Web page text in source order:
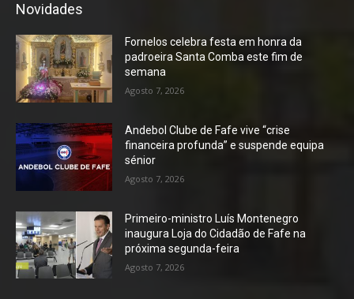
Novidades
Fornelos celebra festa em honra da
padroeira Santa Comba este fim de
semana
Agosto 7, 2026
Andebol Clube de Fafe vive “crise
financeira profunda” e suspende equipa
sénior
Agosto 7, 2026
Primeiro-ministro Luís Montenegro
inaugura Loja do Cidadão de Fafe na
próxima segunda-feira
Agosto 7, 2026